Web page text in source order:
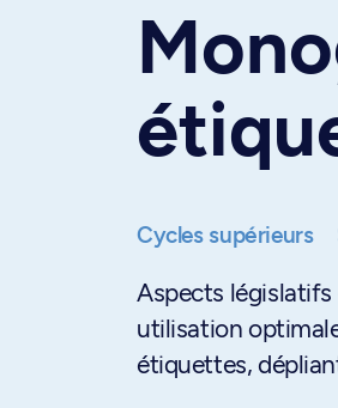
Cycles supérieurs
Aspects législatifs
utilisation
étiquettes,